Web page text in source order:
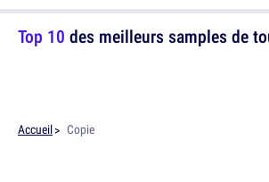
Top 10 des meilleurs samples de
Accueil Copie